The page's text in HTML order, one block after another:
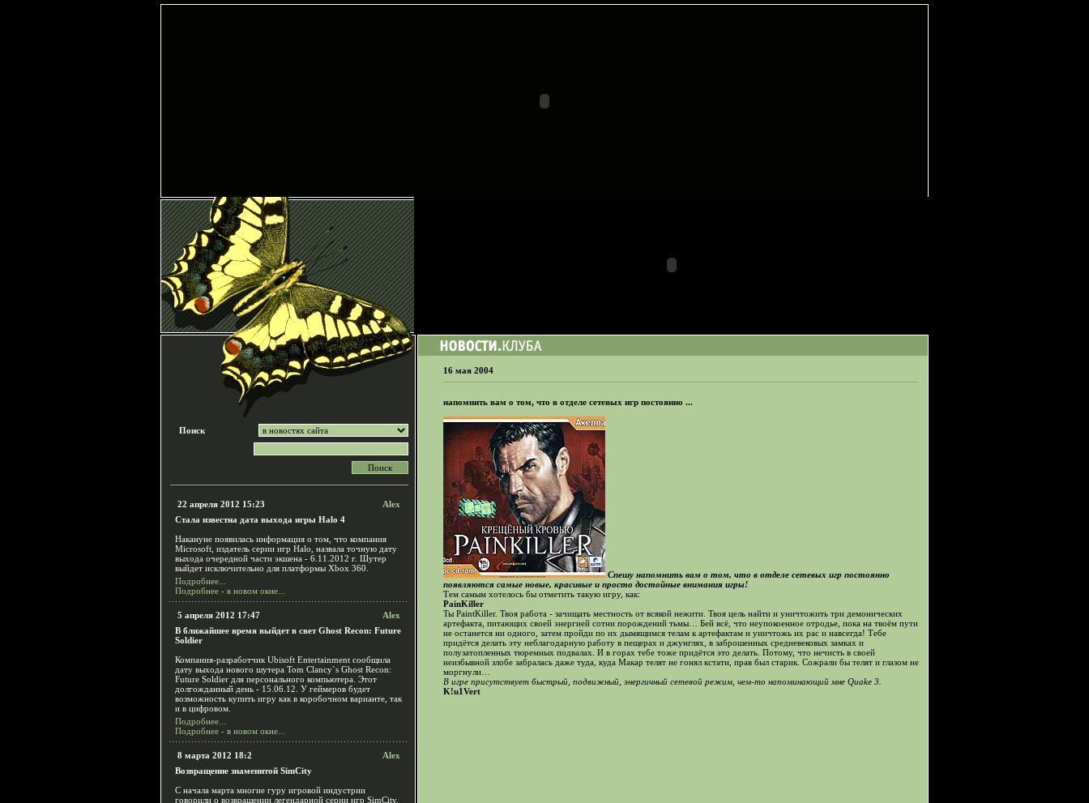
Поиск
22 апреля 2012 15:23
Alex
Стала известна дата выхода игры Halo 4
Накануне появилась информация о том, что компания
Microsoft, издатель серии игр Halo, назвала точную дату
выхода очередной части экшена - 6.11.2012 г. Шутер
выйдет исключительно для платформы Xbox 360.
Подробнее...
Подробнее - в новом окне...
5 апреля 2012 17:47
Alex
В ближайшее время выйдет в свет Ghost Recon: Future
Soldier
Компания-разработчик Ubisoft Entertainment сообщила
дату выхода нового шутера Tom Clancy`s Ghost Recon:
Future Soldier для персонального компьютера. Этот
долгожданный день - 15.06.12. У геймеров будет
возможность купить игру как в коробочном варианте, так
и в цифровом.
Подробнее...
Подробнее - в новом окне...
8 марта 2012 18:2
Alex
Возвращение знаменитой SimCity
С начала марта многие гуру игровой индустрии
говорили о возвращении легендарной серии игр SimCity.
16 мая 2004
напомнить вам о том, что в отделе сетевых игр постоянно ...
Спешу напомнить вам о том, что в отделе сетевых игр постоянно
появляются самые новые, красивые и просто достойные внимания игры!
Тем самым хотелось бы отметить такую игру, как:
PainKiller
Ты PaintKiller. Твоя работа - зачищать местность от всякой нежити. Твоя цель найти и уничтожить три демонических
артефакта, питающих своей энергией сотни порождений тьмы… Бей всё, что неупокоенное отродье, пока на твоём пути
не останется ни одного, затем пройди по их дымящимся телам к артефактам и уничтожь их рас и навсегда! Тебе
придётся делать эту неблагодарную работу в пещерах и джунглях, в заброшенных средневековых замках и
полузатопленных тюремных подвалах. И в горах тебе тоже придётся это делать. Потому, что нечисть в своей
неизбывной злобе забралась даже туда, куда Макар телят не гонял кстати, прав был старик. Сожрали бы телят и глазом не
моргнули…
В игре присутствует быстрый, подвижный, энергичный сетевой режим, чем-то напоминающий мне Quake 3.
K!u1Vert